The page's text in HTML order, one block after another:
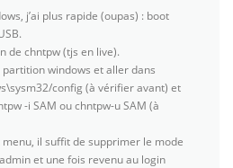
j’ai plus rapide (oupas) : boot
de chntpw (tjs en live).
windows et aller dans
config (à vérifier avant) et
-i SAM ou chntpw-u SAM (à
menu, il suffit de supprimer le mode
et une fois revenu au login